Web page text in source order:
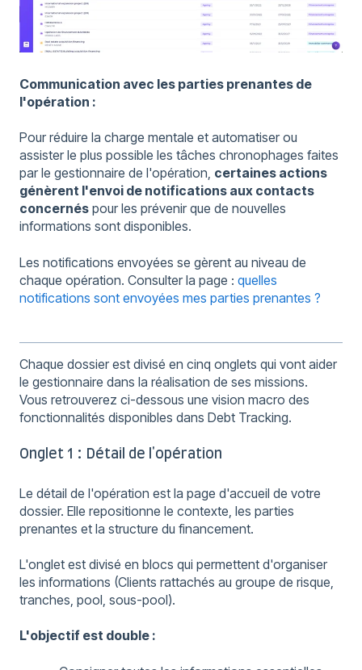
Communication avec les parties prenantes de
l'opération :
Pour réduire la charge mentale et automatiser ou
assister le plus possible les tâches chronophages faites
par le gestionnaire de l'opération, certaines actions
génèrent l'envoi de notifications aux contacts
concernés pour les prévenir que de nouvelles
informations sont disponibles.
Les notifications envoyées se gèrent au niveau de
chaque opération. Consulter la page : quelles
notifications sont envoyées mes parties prenantes ?
Chaque dossier est divisé en cinq onglets qui vont aider
le gestionnaire dans la réalisation de ses missions.
Vous retrouverez ci-dessous une vision macro des
fonctionnalités disponibles dans Debt Tracking.
Onglet 1 : Détail de l'opération
Le détail de l'opération est la page d'accueil de votre
dossier. Elle repositionne le contexte, les parties
prenantes et la structure du financement.
L'onglet est divisé en blocs qui permettent d'organiser
les informations (Clients rattachés au groupe de risque,
tranches, pool, sous-pool).
L'objectif est double :